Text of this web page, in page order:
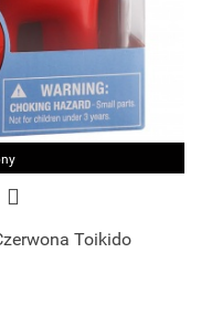
Toikido